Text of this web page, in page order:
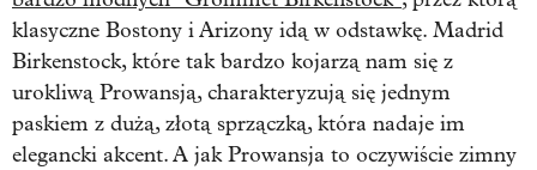
klasyczne Bostony i Arizony idą w odstawkę. Madrid
Birkenstock, które tak bardzo kojarzą nam się z
urokliwą Prowansją, charakteryzują się jednym
paskiem z dużą, złotą sprzączką, która nadaje im
elegancki akcent. A jak Prowansja to oczywiście zimny